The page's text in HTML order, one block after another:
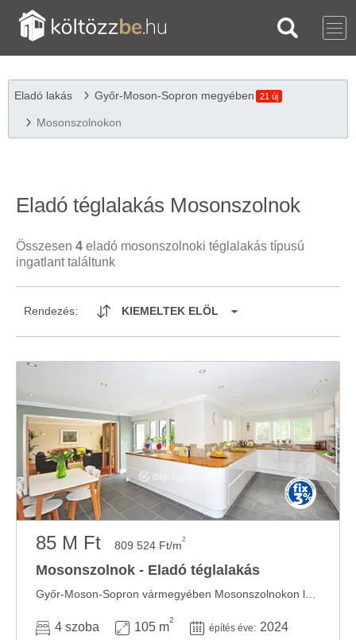
Eladó lakás Győr-Moson-Sopron megyében 21 új
Mosonszolnokon
Eladó téglalakás Mosonszolnok
Összesen 4 eladó mosonszolnoki téglalakás típusú
ingatlant találtunk
Rendezés: KIEMELTEK ELÖL
85 M Ft 809 524 Ft/m2
Mosonszolnok - Eladó téglalakás
4 szoba 105 m
2
építés éve: 2024